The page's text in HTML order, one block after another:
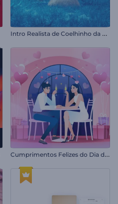
I
ntro Realista de Coelhinho da Páscoa
C
umprimentos Felizes do Dia dos Namorados